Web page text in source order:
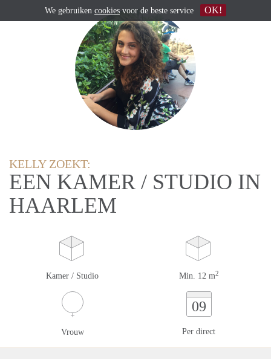
KELLY ZOEKT:
EEN KAMER / STUDIO IN
HAARLEM
Kamer / Studio Min. 12 m2
Vrouw
09
Per direct
We gebruiken cookies voor de beste service OK!